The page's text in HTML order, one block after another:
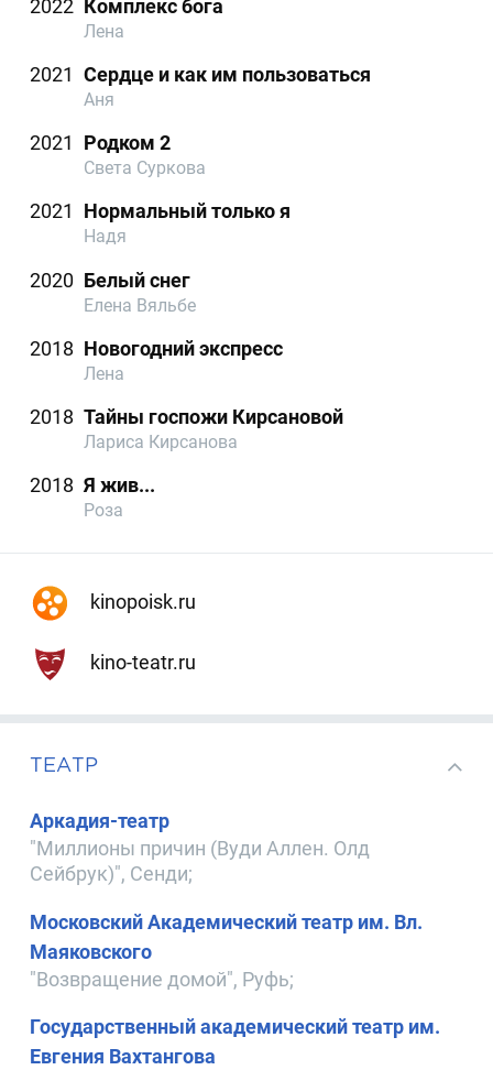
2022 Комплекс бога
Лена
2021 Сердце и как им пользоваться
Аня
2021 Родком 2
Света Суркова
2021 Нормальный только я
Надя
2020 Белый снег
Елена Вяльбе
2018 Новогодний экспресс
Лена
2018 Тайны госпожи Кирсановой
Лариса Кирсанова
2018 Я жив...
Роза
kinopoisk.ru
kino-teatr.ru
ТЕАТР
Аркадия-театр
"Миллионы причин (Вуди Аллен. Олд
Сейбрук)", Сенди;
Московский Академический театр им. Вл.
Маяковского
"Возвращение домой", Руфь;
Государственный академический театр им.
Евгения Вахтангова